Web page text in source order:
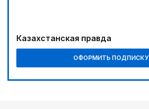
Казахстанская правда
ОФОРМИТЬ ПОДПИСКУ